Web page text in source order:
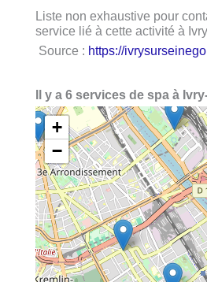
Liste non exhaustive pour
service lié à cette activité à
Source : https://
Il y a 6 services de spa à
+
−